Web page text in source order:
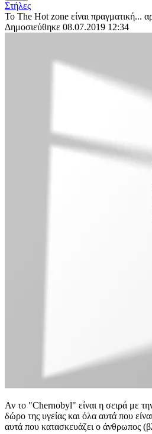
Στήλες
Το The Hot zone είναι πραγματική...
Δημοσιεύθηκε 08.07.2019 12:34
Αν το "Chernobyl" είναι η σειρά με
δώρο της υγείας και όλα αυτά που
αυτά που κατασκευάζει ο άνθρωπος